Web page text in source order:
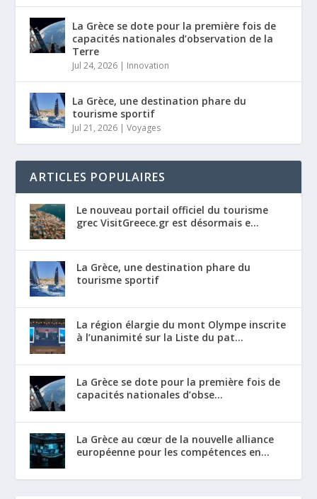
La Grèce se dote pour la première fois de
capacités nationales d’observation de la
Terre
Jul 24, 2026 | Innovation
La Grèce, une destination phare du
tourisme sportif
Jul 21, 2026 |Voyages
ARTICLES POPULAIRES
Le nouveau portail officiel du tourisme
grec VisitGreece.gr est désormais e...
La Grèce, une destination phare du
tourisme sportif
La région élargie du mont Olympe inscrite
à l’unanimité sur la Liste du pat...
La Grèce se dote pour la première fois de
capacités nationales d’obse...
La Grèce au cœur de la nouvelle alliance
européenne pour les compétences en...